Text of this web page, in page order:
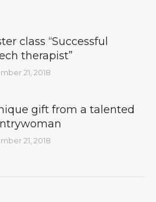
class “Successful
therapist”
21, 2018
gift from a talented
21, 2018